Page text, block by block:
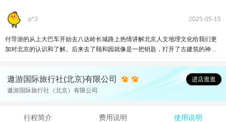
p*3 2025-05-15
付导游的从上大巴车开始去八达岭长城路上热情讲解北京人文地理文化给我们更
加对北京的认识和了解。后来去了颐和园就像是一把钥匙，打开了古建筑的神秘
在轻松愉快的氛围中，收获了丰富的知识，留下了难忘的回忆。
遨游国际旅行社(北京)有限公司
进店逛逛
遨游国际旅行社（北京）有限公司
行程简介 费用说明 使用说明